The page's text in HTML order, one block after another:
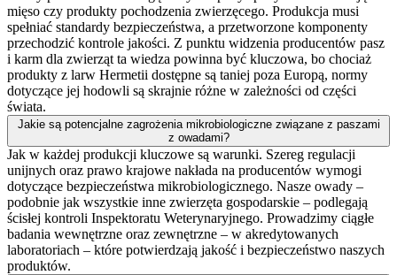
mięso czy produkty pochodzenia zwierzęcego. Produkcja musi
spełniać standardy bezpieczeństwa, a przetworzone komponenty
przechodzić kontrole jakości. Z punktu widzenia producentów pasz
i karm dla zwierząt ta wiedza powinna być kluczowa, bo chociaż
produkty z larw Hermetii dostępne są taniej poza Europą, normy
dotyczące jej hodowli są skrajnie różne w zależności od części
świata.
Jakie są potencjalne zagrożenia mikrobiologiczne związane z paszami
z owadami?
Jak w każdej produkcji kluczowe są warunki. Szereg regulacji
unijnych oraz prawo krajowe nakłada na producentów wymogi
dotyczące bezpieczeństwa mikrobiologicznego. Nasze owady –
podobnie jak wszystkie inne zwierzęta gospodarskie – podlegają
ścisłej kontroli Inspektoratu Weterynaryjnego. Prowadzimy ciągłe
badania wewnętrzne oraz zewnętrzne – w akredytowanych
laboratoriach – które potwierdzają jakość i bezpieczeństwo naszych
produktów.